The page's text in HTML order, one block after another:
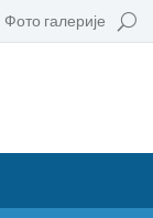
Фото галерије